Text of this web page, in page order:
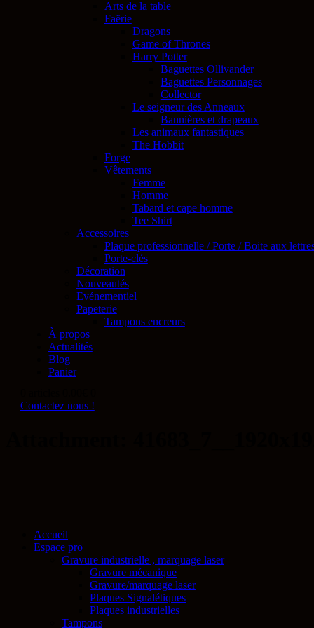
Arts de la table
Faërie
Dragons
Game of Thrones
Harry Potter
Baguettes Ollivander
Baguettes Personnages
Collector
Le seigneur des Anneaux
Bannières et drapeaux
Les animaux fantastiques
The Hobbit
Forge
Vêtements
Femme
Homme
Tabard et cape homme
Tee Shirt
Accessoires
Plaque professionnelle / Porte / Boite aux
Porte-clés
Décoration
Nouveautés
Evénementiel
Papeterie
Tampons encreurs
À propos
Actualités
Blog
Panier
Contactez nous !
Accueil
Espace pro
Gravure industrielle , marquage laser
Gravure mécanique
Gravure/marquage laser
Plaques Signalétiques
Plaques industrielles
Tampons